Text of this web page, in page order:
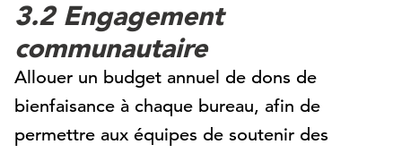
3.2 Engagement
communautaire
Allouer un budget annuel de dons de
bienfaisance à chaque bureau, afin de
permettre aux équipes de soutenir des